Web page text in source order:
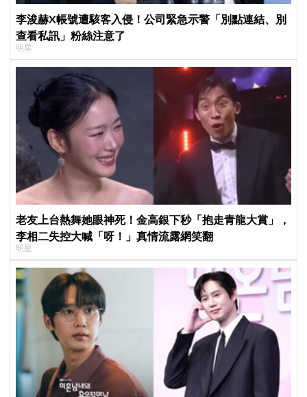
李浚赫X帳號遭駭客入侵！公司緊急示警「別點連結、別
查看私訊」粉絲注意了
明星
老友上台熱舞她眼神死！金高銀下秒「抱走青龍大賞」，
李相二失控大喊「呀！」真情流露網笑翻
明星